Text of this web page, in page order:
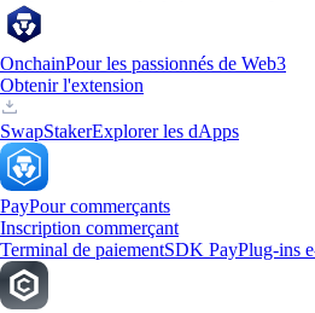
OnchainPour les passionnés de Web3
Obtenir l'extension
SwapStakerExplorer les dApps
PayPour commerçants
Inscription commerçant
Terminal de paiementSDK PayPlug-ins